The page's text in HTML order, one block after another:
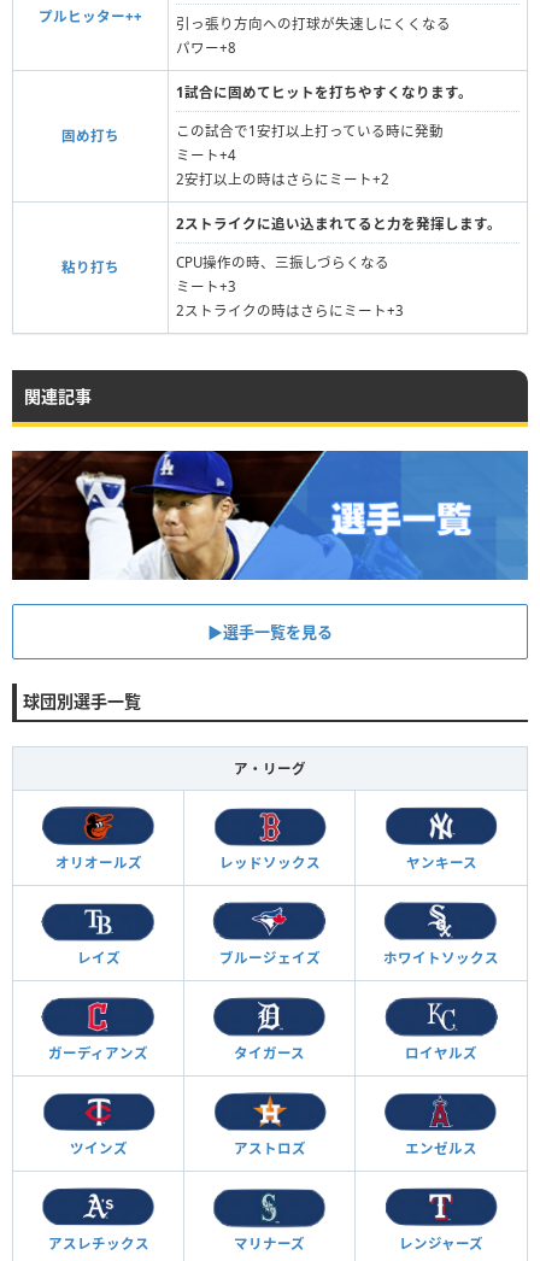
プルヒッター++
引っ張り方向への打球が失速しにくくなる
パワー+8
固め打ち
1試合に固めてヒットを打ちやすくなります。
この試合で1安打以上打っている時に発動
ミート+4
2安打以上の時はさらにミート+2
粘り打ち
2ストライクに追い込まれてると力を発揮します。
CPU操作の時、三振しづらくなる
ミート+3
2ストライクの時はさらにミート+3
関連記事
▶︎選手一覧を見る
球団別選手一覧
ア・リーグ
オリオールズ レッドソックス ヤンキース
レイズ ブルージェイズ ホワイトソックス
ガーディアンズ タイガース ロイヤルズ
ツインズ アストロズ エンゼルス
アスレチックス マリナーズ レンジャーズ